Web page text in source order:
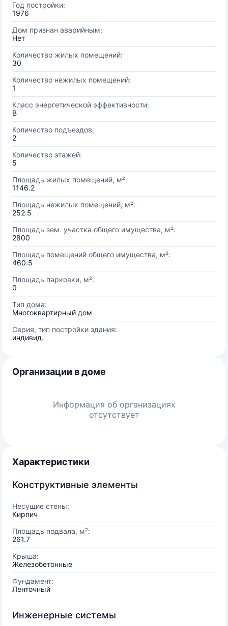
Год постройки:
1976
Дом признан аварийным:
Нет
Количество жилых помещений:
30
Количество нежилых помещений:
1
Класс энергетической эффективности:
B
Количество подъездов:
2
Количество этажей:
5
Площадь жилых помещений, м²:
1146.2
Площадь нежилых помещений, м²:
252.5
Площадь зем. участка общего имущества, м²:
2800
Площадь помещений общего имущества, м²:
460.5
Площадь парковки, м²:
0
Тип дома:
Многоквартирный дом
Серия, тип постройки здания:
индивид.
Организации в доме
Информация об организациях
отсутствует
Характеристики
Конструктивные элементы
Несущие стены:
Кирпич
Площадь подвала, м²:
261.7
Крыша:
Железобетонные
Фундамент:
Ленточный
Инженерные системы